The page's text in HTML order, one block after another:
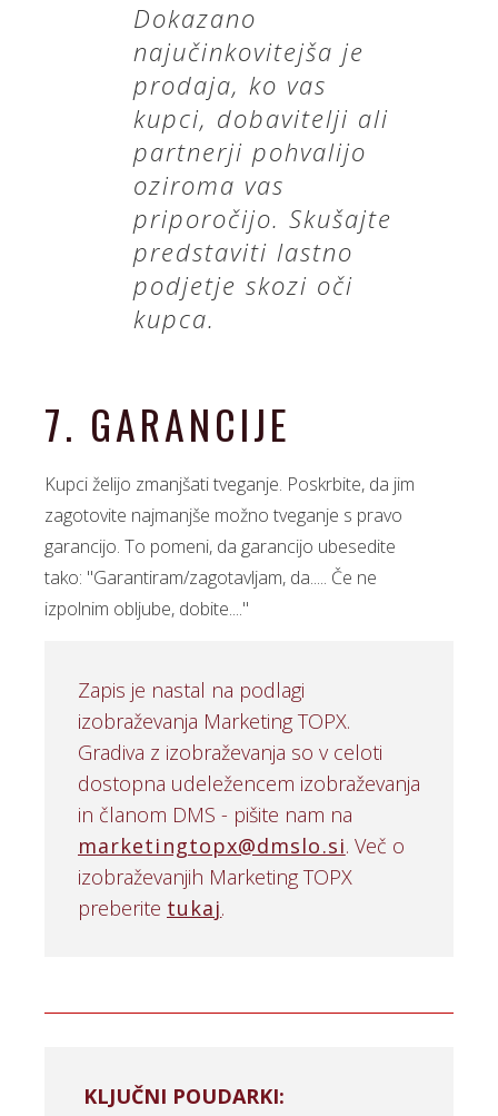
Dokazano
najučinkovitejša je
prodaja, ko vas
kupci, dobavitelji ali
partnerji pohvalijo
oziroma vas
priporočijo. Skušajte
predstaviti lastno
podjetje skozi oči
kupca.
7. GARANCIJE
Kupci želijo zmanjšati tveganje. Poskrbite, da jim
zagotovite najmanjše možno tveganje s pravo
garancijo. To pomeni, da garancijo ubesedite
tako: "Garantiram/zagotavljam, da..... Če ne
izpolnim obljube, dobite...."
Zapis je nastal na podlagi
izobraževanja Marketing TOPX.
Gradiva z izobraževanja so v celoti
dostopna udeležencem izobraževanja
in članom DMS - pišite nam na
marketingtopx@dmslo.si. Več o
izobraževanjih Marketing TOPX
preberite tukaj.
KLJUČNI POUDARKI: